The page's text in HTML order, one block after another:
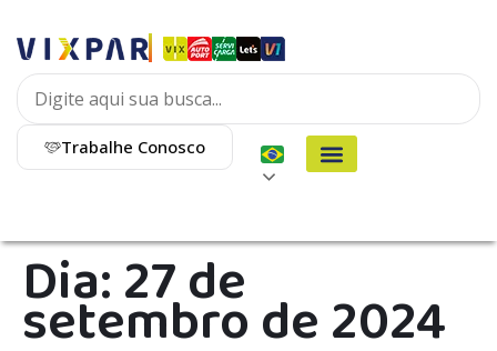
Trabalhe Conosco
Dia:27 de
setembro de 2024